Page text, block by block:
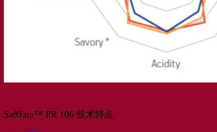
SafŒno™ PR 106 技术特点